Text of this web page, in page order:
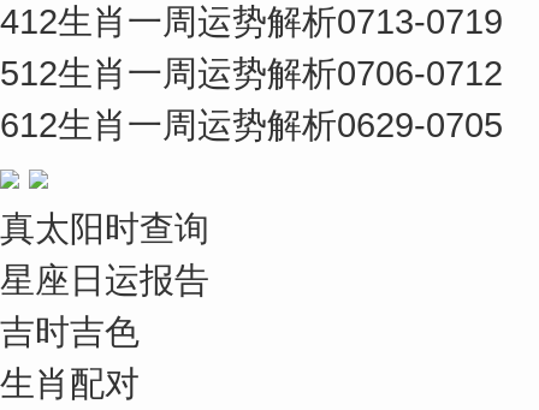
412生肖一周运势解析0713-0719
512生肖一周运势解析0706-0712
612生肖一周运势解析0629-0705
真太阳时查询
星座日运报告
吉时吉色
生肖配对